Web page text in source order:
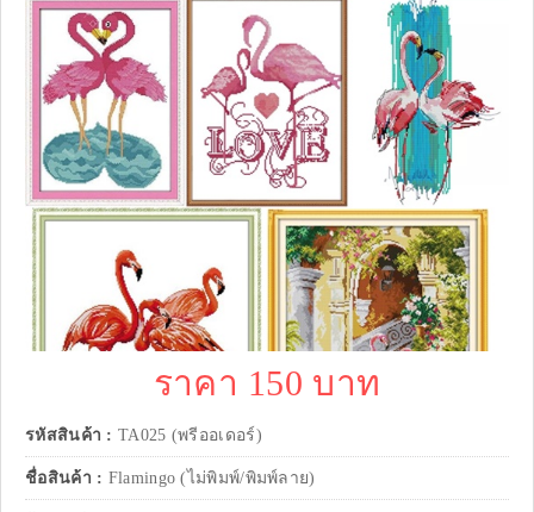
ราคา 150 บาท
รหัสสินค้า : TA025 (พรีออเดอร์)
ชื่อสินค้า : Flamingo (ไม่พิมพ์/พิมพ์ลาย)